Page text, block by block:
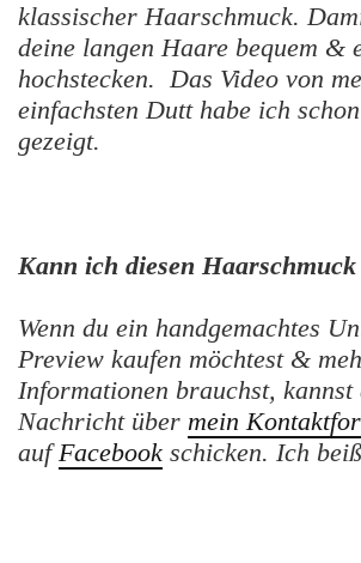
klassischer Haarschmuck.
deine langen Haare bequem &
hochstecken. Das Video von
einfachsten Dutt habe ich
gezeigt.
Kann ich diesen
Wenn du ein handgemachtes
Preview kaufen möchtest &
Informationen brauchst,
Nachricht über mein
aufFacebook schicken. Ich